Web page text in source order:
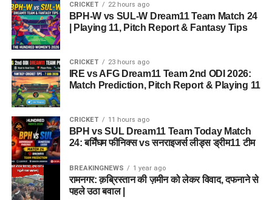
CRICKET 22 hours ago
BPH-W vs SUL-W Dream11 Team Match 24
| Playing 11, Pitch Report & Fantasy Tips
CRICKET 23 hours ago
IRE vs AFG Dream11 Team 2nd ODI 2026:
Match Prediction, Pitch Report & Playing 11
CRICKET 11 hours ago
BPH vs SUL Dream11 Team Today Match
24: बर्मिंघम फीनिक्स vs सनराइजर्स लीड्स ड्रीम11 टीम
BREAKINGNEWS 1 year ago
रामनगर: क़ब्रिस्तान की ज़मीन को लेकर विवाद, दफनाने से
पहले उठा बवाल |